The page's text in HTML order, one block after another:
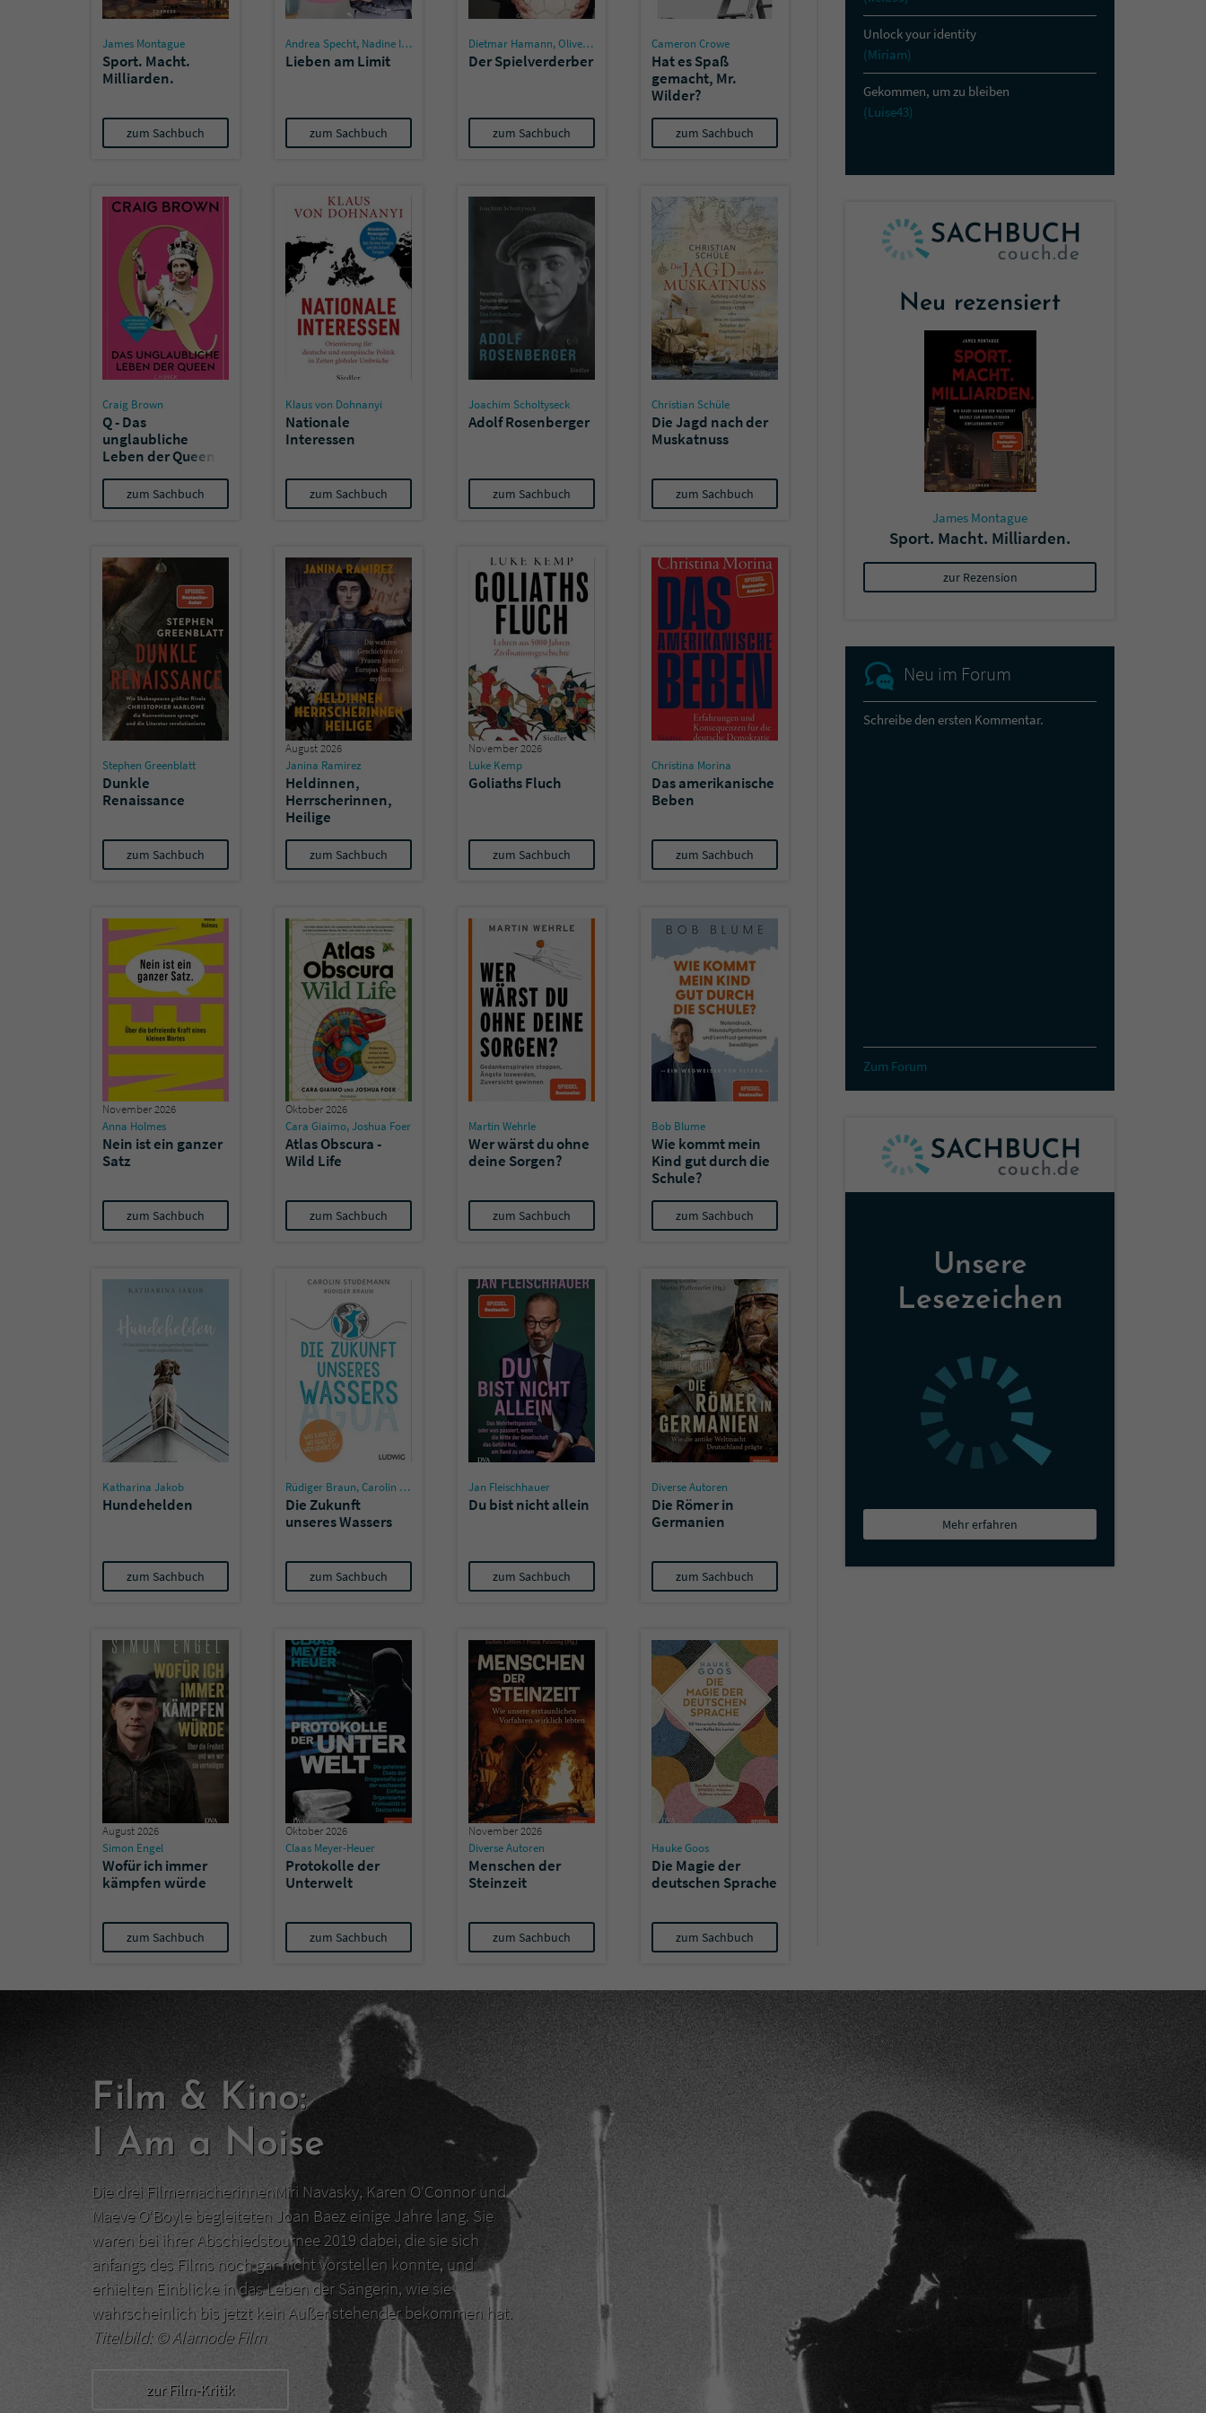
James Montague
Sport. Macht.
Milliarden.
zum Sachbuch
Andrea Specht, Nadine Ising
Lieben am Limit
zum Sachbuch
Dietmar Hamann,Oliver Fritsch
Der Spielverderber
zum Sachbuch
Cameron Crowe
Hat es Spaß
gemacht, Mr.
Wilder?
zum Sachbuch
Craig Brown
Q - Das
unglaubliche
Leben der Queen
zum Sachbuch
Klaus von Dohnanyi
Nationale
Interessen
zum Sachbuch
Joachim Scholtyseck
Adolf Rosenberger
zum Sachbuch
Christian Schüle
Die Jagd nach der
Muskatnuss
zum Sachbuch
Stephen Greenblatt
Dunkle
Renaissance
zum Sachbuch
August 2026
Janina Ramirez
Heldinnen,
Herrscherinnen,
Heilige
zum Sachbuch
November 2026
Luke Kemp
Goliaths Fluch
zum Sachbuch
Christina Morina
Das amerikanische
Beben
zum Sachbuch
November 2026
Anna Holmes
Nein ist ein ganzer
Satz
zum Sachbuch
Oktober 2026
Cara Giaimo,Joshua Foer
Atlas Obscura -
Wild Life
zum Sachbuch
Martin Wehrle
Wer wärst du ohne
deine Sorgen?
zum Sachbuch
Bob Blume
Wie kommt mein
Kind gut durch die
Schule?
zum Sachbuch
Katharina Jakob
Hundehelden
zum Sachbuch
Rüdiger Braun,Carolin Stüdemann
Die Zukunft
unseres Wassers
zum Sachbuch
Jan Fleischhauer
Du bist nicht allein
zum Sachbuch
Diverse Autoren
Die Römer in
Germanien
zum Sachbuch
August 2026
Simon Engel
Wofür ich immer
kämpfen würde
zum Sachbuch
Oktober 2026
Claas Meyer-Heuer
Protokolle der
Unterwelt
zum Sachbuch
November 2026
Diverse Autoren
Menschen der
Steinzeit
zum Sachbuch
Hauke Goos
Die Magie der
deutschen Sprache
zum Sachbuch
Unlock your identity
(Miriam)
Gekommen, um zu bleiben
(Luise43)
Neu rezensiert
James Montague
Sport. Macht. Milliarden.
zur Rezension
Neu im Forum
Schreibe den ersten Kommentar.
Zum Forum
Unsere
Lesezeichen
Mehr erfahren
Film & Kino:
I Am a Noise
Die drei FilmemacherinnenMiri Navasky, Karen O‘Connor und
Maeve O‘Boyle begleiteten Joan Baez einige Jahre lang. Sie
waren bei ihrer Abschiedstournee 2019 dabei, die sie sich
anfangs des Films noch gar nicht vorstellen konnte, und
erhielten Einblicke in das Leben der Sängerin, wie sie
wahrscheinlich bis jetzt kein Außenstehender bekommen hat.
Titelbild: ©Alamode Film
zur Film-Kritik
tx_pwcomments_ahash
Literatur-Couch Medien GmbH & Co. KG
1 Jahr
fe_typo_user
Literatur-Couch Medien GmbH & Co. KG
Session
Dieses Cookie gewährleistet die Kommunikation der
Webseite mit dem Benutzer. Es wird benötigt um z. B.
überprüfen.